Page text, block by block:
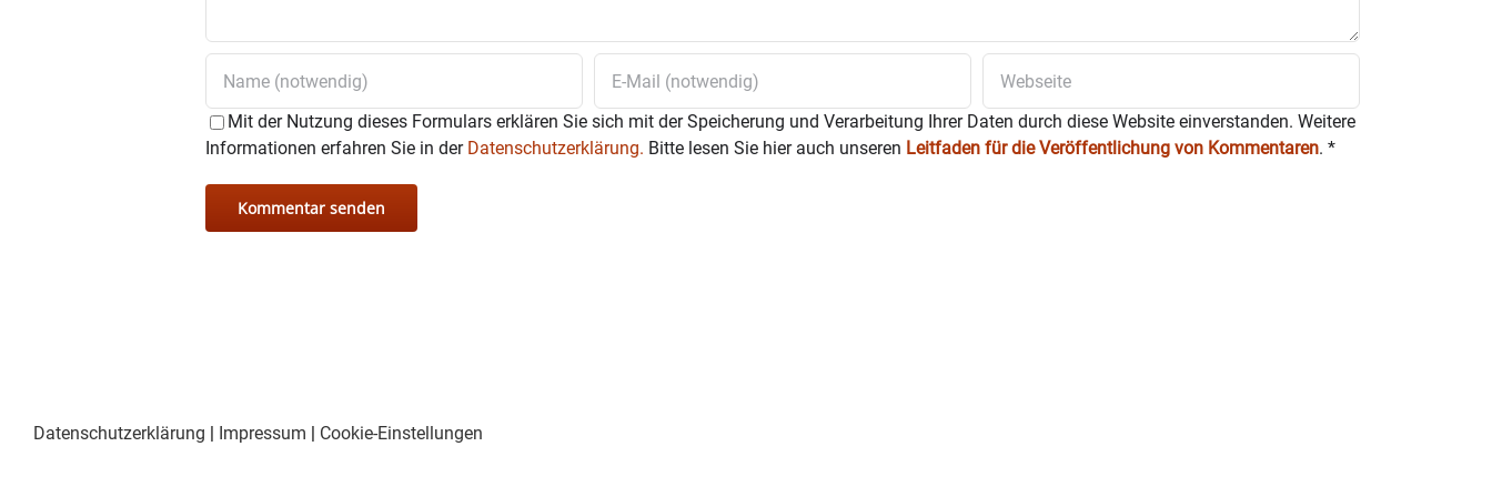
Mit der Nutzung dieses Formulars erklären Sie sich mit der Speicherung und Verarbeitung Ihrer Daten durch diese Website einverstanden. Weitere
Informationen erfahren Sie in der Datenschutzerklärung. Bitte lesen Sie hier auch unseren Leitfaden für die Veröffentlichung von Kommentaren. *
Datenschutzerklärung | Impressum | Cookie-Einstellungen